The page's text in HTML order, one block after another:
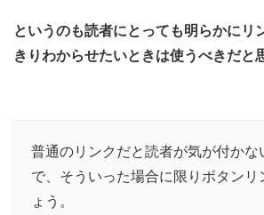
というのも読者にとっても明らかにリ
きりわからせたいときは使うべきだと
普通のリンクだと読者が気が付か
で、そういった場合に限りボタンリ
ょう。